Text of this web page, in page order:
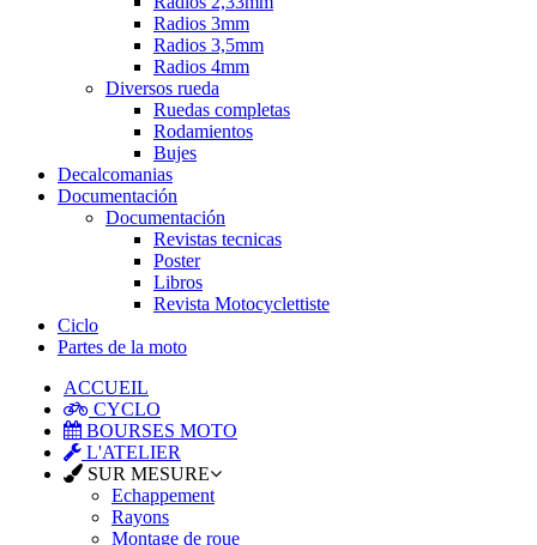
Radios 3mm
Radios 3,5mm
Radios 4mm
Diversos rueda
Ruedas completas
Rodamientos
Bujes
Decalcomanias
Documentación
Documentación
Revistas tecnicas
Poster
Libros
Revista Motocyclettiste
Ciclo
Partes de la moto
ACCUEIL
CYCLO
BOURSES MOTO
L'ATELIER
SUR MESURE
Echappement
Rayons
Montage de roue